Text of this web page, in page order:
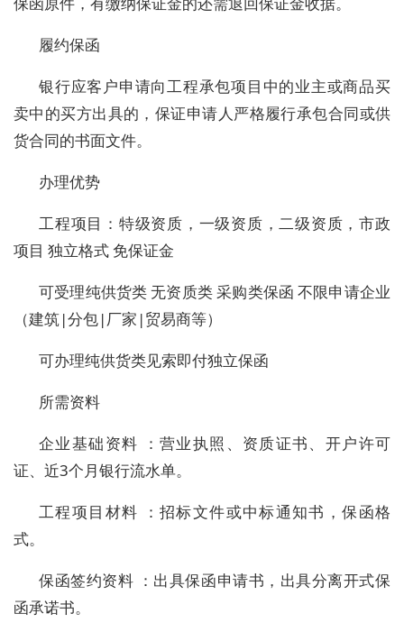
履约保函
银行应客户申请向工程承包项目中的业主或商品买
卖中的买方出具的，保证申请人严格履行承包合同或供
货合同的书面文件。
办理优势
工程项目：特级资质，一级资质，二级资质，市政
项目 独立格式 免保证金
可受理纯供货类 无资质类 采购类保函 不限申请企业
（建筑|分包|厂家|贸易商等）
可办理纯供货类见索即付独立保函
所需资料
企业基础资料 ：营业执照、资质证书、开户许可
证、近3个月银行流水单。
工程项目材料 ：招标文件或中标通知书，保函格
式。
保函签约资料 ：出具保函申请书，出具分离开式保
函承诺书。